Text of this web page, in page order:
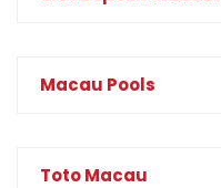
Macau Pools
Toto Macau